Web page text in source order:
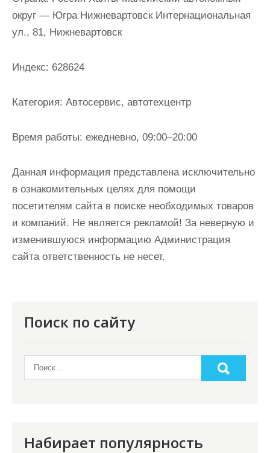
округ — Югра Нижневартовск Интернациональная
ул., 81, Нижневартовск
Индекс: 628624
Категория: Автосервис, автотехцентр
Время работы: ежедневно, 09:00–20:00
Данная информация представлена исключительно
в ознакомительных целях для помощи
посетителям сайта в поиске необходимых товаров
и компаний. Не является рекламой! За неверную и
изменившуюся информацию Администрация
сайта ответственность не несет.
Поиск по сайту
Набирает популярность